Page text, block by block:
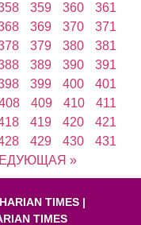
359 360
361
369 370
371
379 380
381
389 390
391
399 400
401
409 410
411
419 420
421
429 430
431
»
TIMES |
TIMES